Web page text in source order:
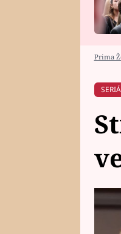
HOROSKOP NA
Prima